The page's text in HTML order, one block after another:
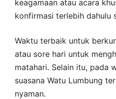
keagamaan atau acara
konfirmasi terlebih dahulu
Waktu terbaik untuk
atau sore hari untuk
matahari. Selain itu, pada
suasana Watu Lumbung
nyaman.